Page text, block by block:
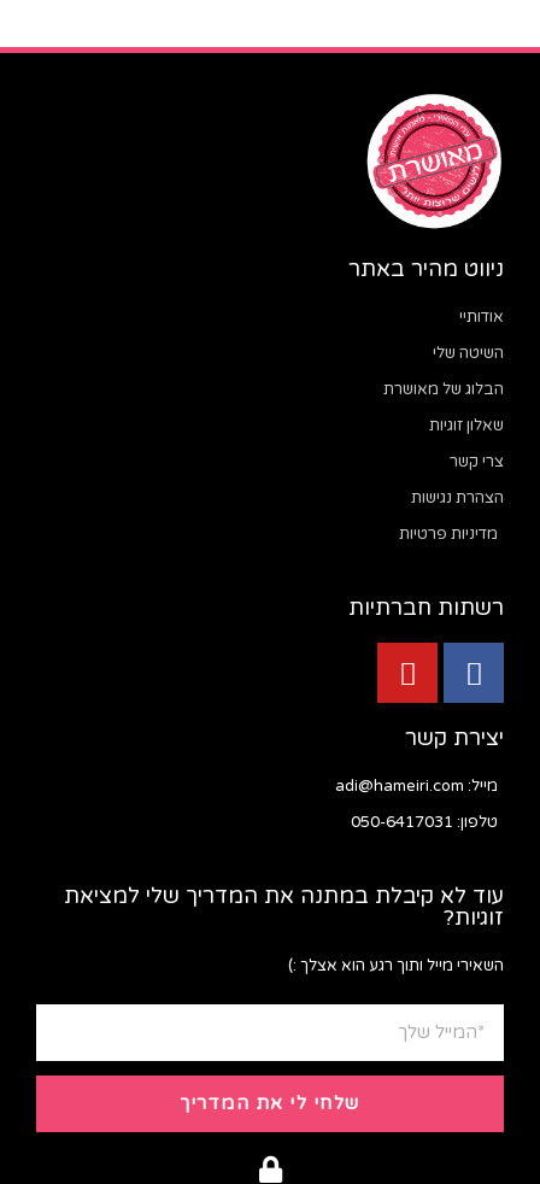
ניווט מהיר באתר
אודותיי
השיטה שלי
הבלוג של מאושרת
שאלון זוגיות
צרי קשר
הצהרת נגישות
מדיניות פרטיות
רשתות חברתיות
יצירת קשר
מייל: adi@hameiri.com
טלפון: 050-6417031
עוד לא קיבלת במתנה את המדריך שלי למציאת
זוגיות?
השאירי מייל ותוך רגע הוא אצלך :)
שלחי לי את המדריך